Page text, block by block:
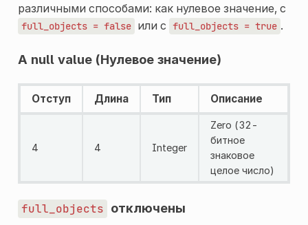
различными способами: как нулевое значение, с
full_objects = false или с full_objects = true .
A null value (Нулевое значение)
Отступ Длина Тип Описание
4 4 Integer
Zero (32-
битное
знаковое
целое число)
full_objects отключены